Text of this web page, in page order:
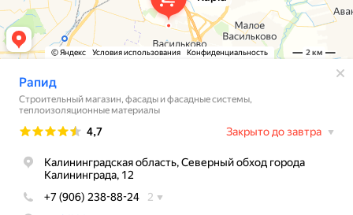
ПОКУПАТЕЛЮ
Каталог товаров
Оплата и возврат
Контакты
Поставщикам и перевозчикам
Время работы:
Пн-пт 8:00 - 18:00,
Сб 09:00 - 13:00